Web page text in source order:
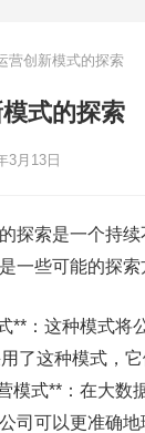
营创新模式的探索
式的探索
3月13日
探索是一个持
一些可能的探索
**：这种模式将
了这种模式，
模式**：在大数
司可以更准确